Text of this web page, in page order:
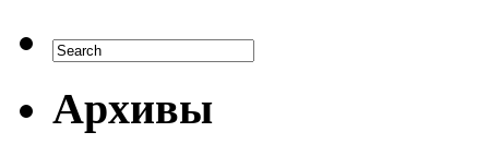
Архивы